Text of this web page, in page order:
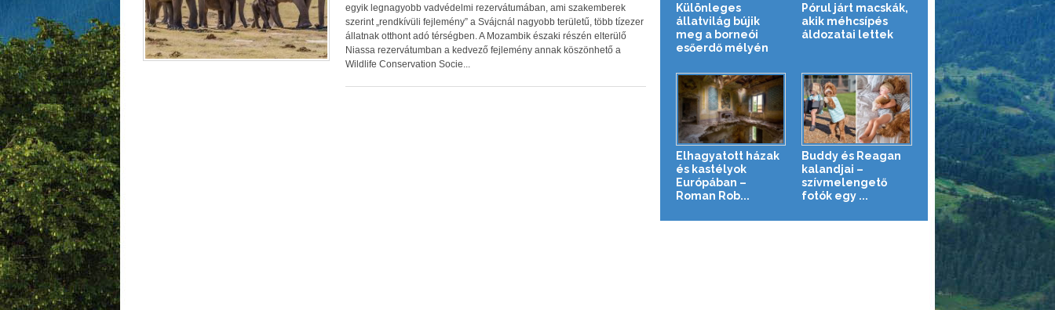
egyik legnagyobb vadvédelmi rezervátumában, ami szakemberek
szerint „rendkívüli fejlemény” a Svájcnál nagyobb területű, több tízezer
állatnak otthont adó térségben. A Mozambik északi részén elterülő
Niassa rezervátumban a kedvező fejlemény annak köszönhető a
Wildlife Conservation Socie...
Különleges
állatvilág bújik
meg a borneói
esőerdő mélyén
Pórul járt macskák,
akik méhcsípés
áldozatai lettek
Elhagyatott házak
és kastélyok
Európában –
Roman Rob...
Buddy és Reagan
kalandjai –
szívmelengető
fotók egy ...